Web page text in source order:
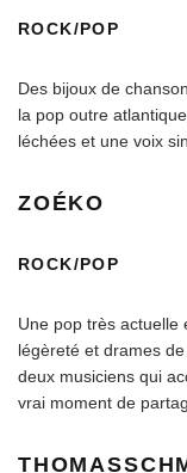
ROCK/POP
Des bijoux de
la pop outre
léchées et une voix
ZOÉKO
ROCK/POP
Une pop très actuelle
légèreté et drames
deux musiciens qui
vrai moment de
THOM ASSCH